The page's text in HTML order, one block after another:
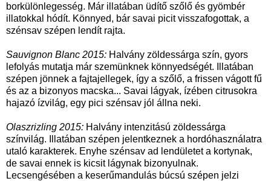
borkülönlegesség. Már illatában üdítő szőlő és gyömbér
illatokkal hódít. Könnyed, bár savai picit visszafogottak, a
szénsav szépen lendít rajta.
Sauvignon Blanc 2015: Halvány zöldessárga szín, gyors
lefolyás mutatja már szemünknek könnyedségét. Illatában
szépen jönnek a fajtajellegek, így a szőlő, a frissen vágott fű
és az a bizonyos macska... Savai lágyak, ízében citrusokra
hajazó ízvilág, egy pici szénsav jól állna neki.
Olaszrizling 2015: Halvány intenzitású zöldessárga
színvilág. Illatában szépen jelentkeznek a hordóhasználatra
utaló karakterek. Enyhe szénsav ad lendületet a kortynak,
de savai ennek is kicsit lágynak bizonyulnak.
Lecsengésében a keserűmandulás búcsú szépen jelzi